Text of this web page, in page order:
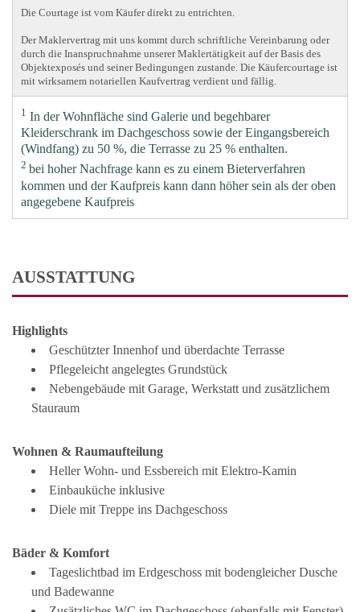
Die Courtage ist vom Käufer direkt zu entrichten.
Der Maklervertrag mit uns kommt durch schriftliche Vereinbarung oder
durch die Inanspruchnahme unserer Maklertätigkeit auf der Basis des
Objektexposés und seiner Bedingungen zustande. Die Käufercourtage ist
mit wirksamem notariellen Kaufvertrag verdient und fällig.
1 In der Wohnfläche sind Galerie und begehbarer
Kleiderschrank im Dachgeschoss sowie der Eingangsbereich
(Windfang) zu 50 %, die Terrasse zu 25 % enthalten.
2 bei hoher Nachfrage kann es zu einem Bieterverfahren
kommen und der Kaufpreis kann dann höher sein als der oben
angegebene Kaufpreis
AUSSTATTUNG
Highlights
Geschützter Innenhof und überdachte Terrasse
Pflegeleicht angelegtes Grundstück
Nebengebäude mit Garage, Werkstatt und zusätzlichem
Stauraum
Wohnen & Raumaufteilung
Heller Wohn- und Essbereich mit Elektro-Kamin
Einbauküche inklusive
Diele mit Treppe ins Dachgeschoss
Bäder & Komfort
Tageslichtbad im Erdgeschoss mit bodengleicher Dusche
und Badewanne